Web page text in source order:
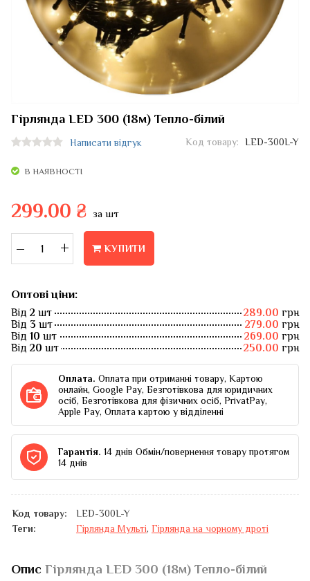
Гірлянда LED 300 (18м) Тепло-білий
Код товару: LED-300L-Y
Написати відгук
В НАЯВНОСТІ
299.00 ₴ за шт
– + КУПИТИ
Оптові ціни:
Від 2 шт 289.00 грн
Від 3 шт 279.00 грн
Від 10 шт 269.00 грн
Від 20 шт 250.00 грн
Оплата. Оплата при отриманні товару, Картою
онлайн, Google Pay, Безготівкова для юридичних
осіб, Безготівкова для фізичних осіб, PrivatPay,
Apple Pay, Оплата картою у відділенні
Гарантія. 14 днів Обмін/повернення товару протягом
14 днів
Код товару:
LED-300L-Y
Теги:
Гірлянда Мульті, Гірлянда на чорному дроті
Опис Гірлянда LED 300 (18м) Тепло-білий